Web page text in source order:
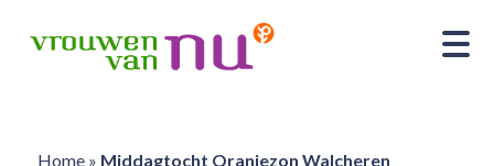
Home» Middagtocht Oranjezon Walcheren